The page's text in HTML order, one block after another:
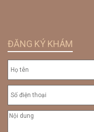
ĐĂNG KÝ KHÁM